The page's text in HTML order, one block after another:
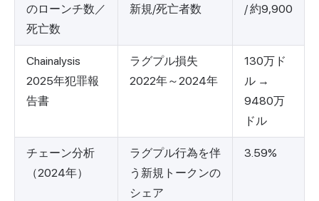
のローンチ数／
死亡数
新規/死亡者数
/ 約9,900
Chainalysis
2025年犯罪報
告書
ラグプル損失
2022年～2024年
130万ド
ル →
9480万
ドル
チェーン分析
（2024年）
ラグプル行為を伴
う新規トークンの
シェア
3.59%